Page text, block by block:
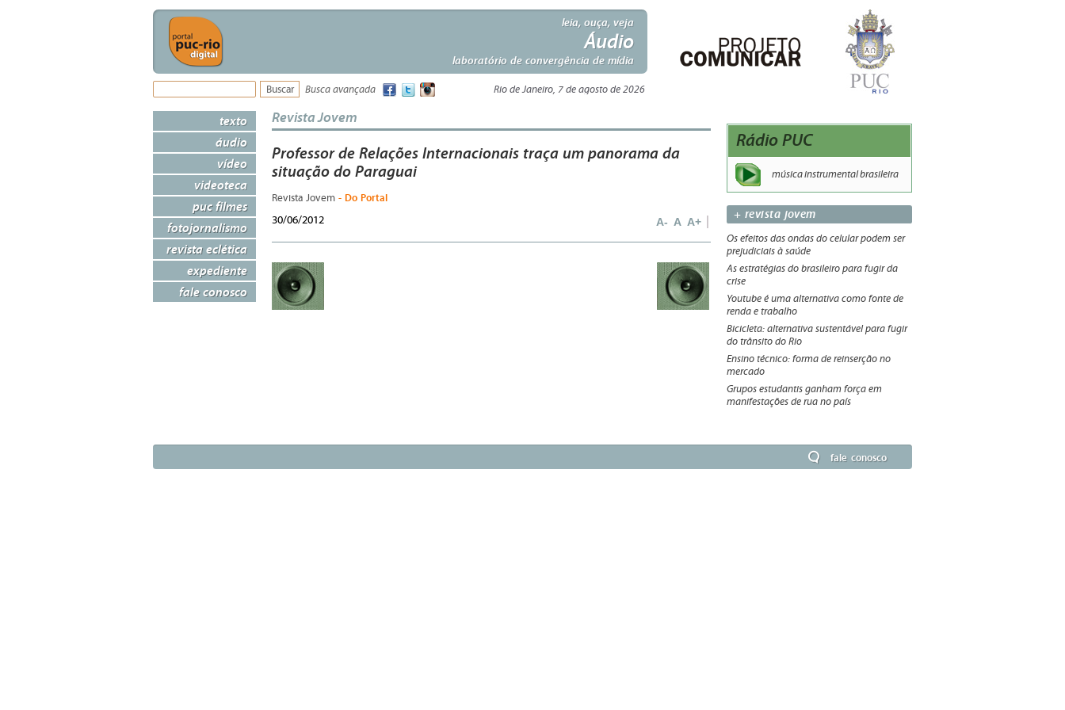
leia, ouça, veja
Áudio
laboratório de convergência de mídia
Busca avançada Rio de Janeiro, 7 de agosto de 2026
texto
áudio
vídeo
videoteca
puc filmes
fotojornalismo
revista eclética
expediente
fale conosco
Revista Jovem
Professor de Relações Internacionais traça um panorama da
situação do Paraguai
Revista Jovem - Do Portal
30/06/2012 A- A A+
Rádio PUC
música instrumental brasileira
+ revista jovem
Os efeitos das ondas do celular podem ser
prejudiciais à saúde
As estratégias do brasileiro para fugir da
crise
Youtube é uma alternativa como fonte de
renda e trabalho
Bicicleta: alternativa sustentável para fugir
do trânsito do Rio
Ensino técnico: forma de reinserção no
mercado
Grupos estudantis ganham força em
manifestações de rua no país
fale conosco